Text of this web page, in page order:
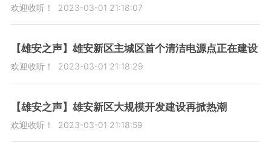
欢迎收听！ 2023-03-01 21:18:07
【雄安之声】雄安新区主城区首个清洁电源点正在建设
欢迎收听！ 2023-03-01 21:18:29
【雄安之声】雄安新区大规模开发建设再掀热潮
欢迎收听！ 2023-03-01 21:18:59